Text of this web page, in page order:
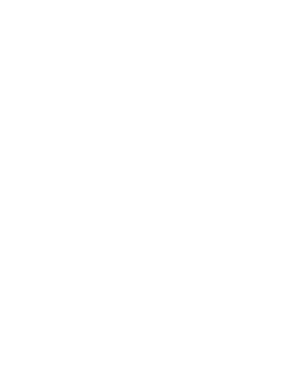
生成图像。比如，我打算创
就能生成意想不到的效果。
指令就能让我体验到专业的绘图